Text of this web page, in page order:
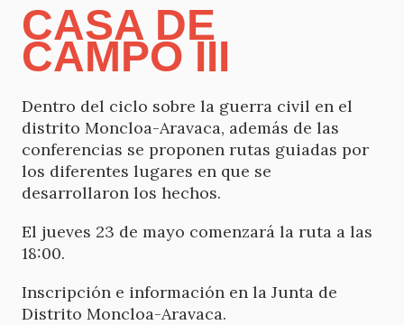
CASA DE
CAMPO III
Dentro del ciclo sobre la guerra civil en el
distrito Moncloa-Aravaca, además de las
conferencias se proponen rutas guiadas por
los diferentes lugares en que se
desarrollaron los hechos.
El jueves 23 de mayo comenzará la ruta a las
18:00.
Inscripción e información en la Junta de
Distrito Moncloa-Aravaca.